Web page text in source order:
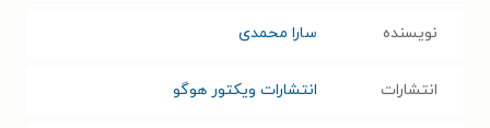
نویسنده سارا محمدی
انتشارات انتشارات ویکتور هوگو